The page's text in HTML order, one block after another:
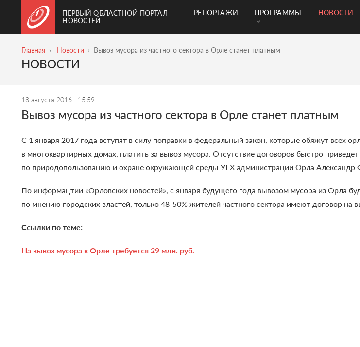
ПЕРВЫЙ ОБЛАСТНОЙ ПОРТАЛ
НОВОСТЕЙ
РЕПОРТАЖИ ПРОГРАММЫ НОВОСТИ
Главная Новости Вывоз мусора из частного сектора в Орле станет платным
НОВОСТИ
18 августа 2016 15:59
Вывоз мусора из частного сектора в Орле станет платным
С 1 января 2017 года вступят в силу поправки в федеральный закон, которые обяжут всех
в многоквартирных домах, платить за вывоз мусора. Отсутствие договоров быстро
по природопользованию и охране окружающей среды УГХ администрации Орла Александр
По информацтии «Орловских новостей», с января будущего года вывозом мусора из Орла
по мнению городских властей, только 48-50% жителей частного сектора имеют договор на
Ссылки по теме:
На вывоз мусора в Орле требуется 29 млн. руб.